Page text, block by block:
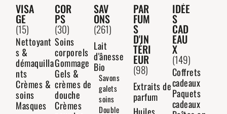
VISA
GE
(15)
Nettoyant
s &
démaquilla
nts
Crèmes &
soins
Masques
COR
PS
(30)
Soins
corporels
Gommage
Gels &
crèmes de
douche
Crèmes
SAV
ONS
(261)
Lait
d'ânesse
Bio
Savons
galets
soins
Double
PAR
FUM
S
D'IN
TÉRI
EUR
(98)
Extraits de
parfum
Huiles
IDÉE
S
CAD
EAU
X
(149)
Coffrets
cadeaux
Paquets
cadeaux